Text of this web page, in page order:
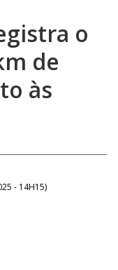
o
de
às
- 14H15)